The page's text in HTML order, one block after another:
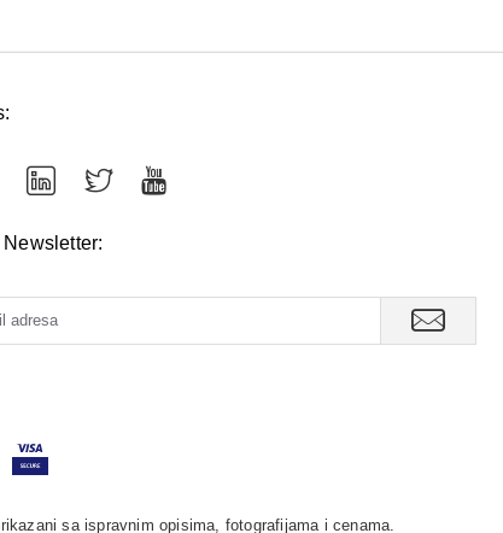
sa ispravnim opisima, fotografijama i cenama.